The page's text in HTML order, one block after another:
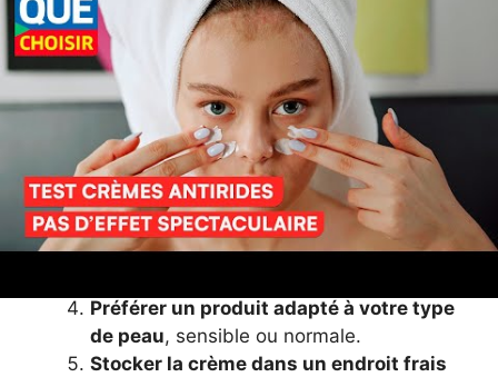
5 conseils pour bien utiliser
sa crème solaire cet été
Appliquer la crème généreusement
uniformément avant l’exposition.
Renouveler l’application toutes les deux
heures, et après chaque baignade ou
forte transpiration.
Ne pas oublier les zones sensibles
Préférer un produit adapté à votre type
de peau, sensible ou normale.
Stocker la crème dans un endroit frais